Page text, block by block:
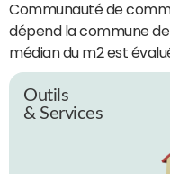
Communauté de
dépend la commune de
médian du m2 est
Outils
& Services